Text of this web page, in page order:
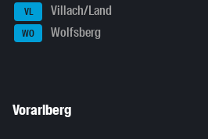
VL Villach/Land
WO Wolfsberg
Vorarlberg